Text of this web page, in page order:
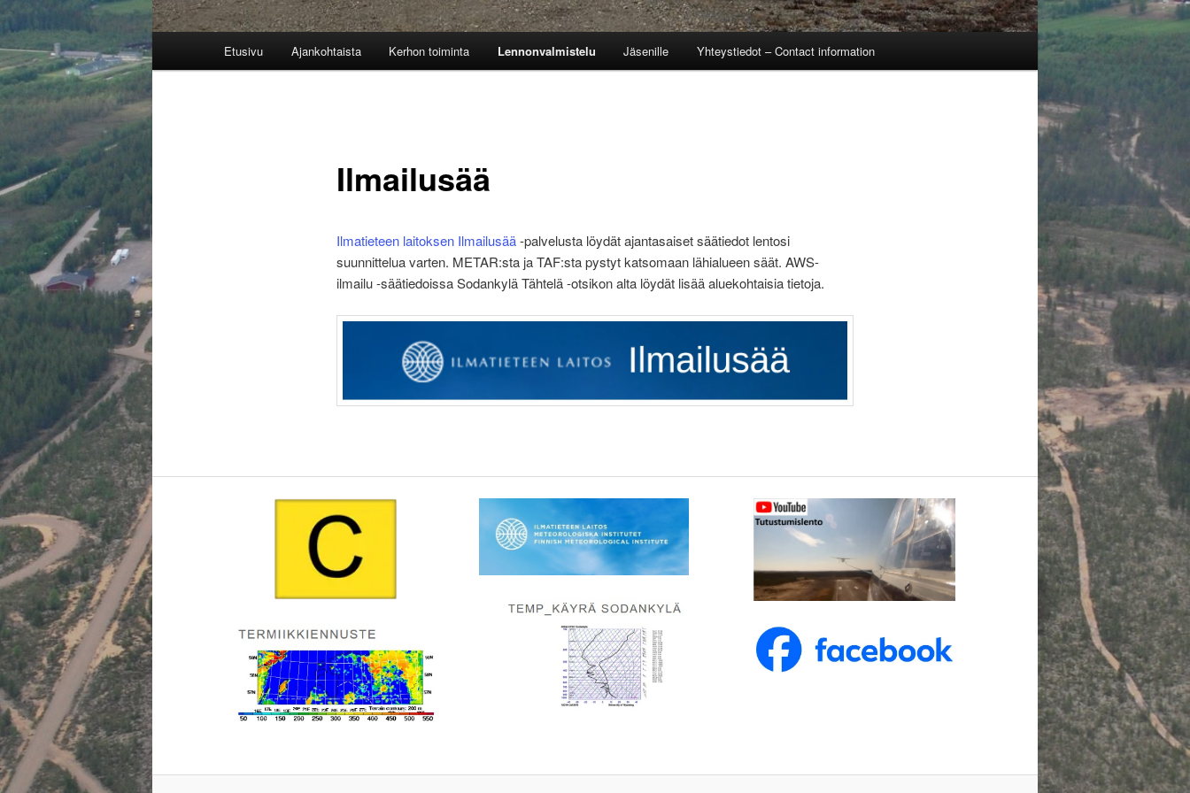
Etusivu Ajankohtaista Kerhon toiminta Lennonvalmistelu Jäsenille Yhteystiedot – Contact information
Ilmailusää
Ilmatieteen laitoksen Ilmailusää-palvelusta löydät ajantasaiset säätiedot lentosi
suunnittelua varten. METAR:sta ja TAF:sta pystyt katsomaan lähialueen säät. AWS-
ilmailu -säätiedoissa Sodankylä Tähtelä -otsikon alta löydät lisää aluekohtaisia tietoja.